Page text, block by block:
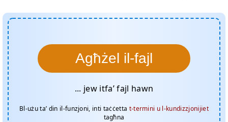
Agħżel il-fajl
... jew itfa’ fajl hawn
Bl-użu ta’ din il-funzjoni, inti taċċetta t-termini u l-kundizzjonijiet
tagħna